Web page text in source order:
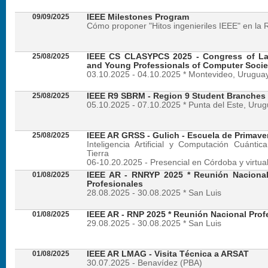
09/09/2025
IEEE Milestones Program
Cómo proponer "Hitos ingenieriles IEEE" en la
25/08/2025
IEEE CS CLASYPCS 2025 - Congress of
and Young Professionals of Computer
03.10.2025 - 04.10.2025 * Montevideo,
25/08/2025
IEEE R9 SBRM - Region 9 Student
05.10.2025 - 07.10.2025 * Punta del Este,
25/08/2025
IEEE AR GRSS - Gulich - Escuela de
Inteligencia Artificial y Computación
Tierra
06-10.20.2025 - Presencial en Córdoba y virtual
01/08/2025
IEEE AR - RNRYP 2025 * Reunión
Profesionales
28.08.2025 - 30.08.2025 * San Luis
01/08/2025
IEEE AR - RNP 2025 * Reunión Nacional
29.08.2025 - 30.08.2025 * San Luis
01/08/2025
IEEE AR LMAG - Visita Técnica a ARSAT
30.07.2025 - Benavídez (PBA)